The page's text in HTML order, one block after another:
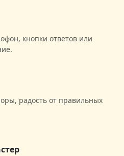
кнопки ответов или
радость от правильных